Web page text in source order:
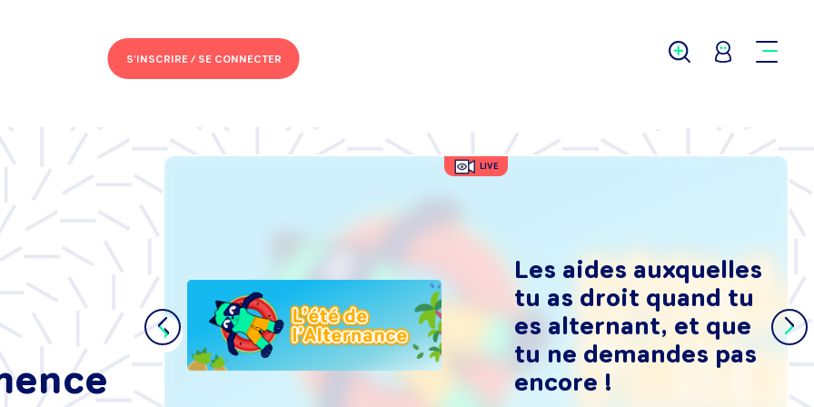
S'INSCRIRE /SE CONNECTER
LIVE
Les aides auxquelles
tu as droit quand tu
es alternant, et que
tu ne demandes pas
encore !